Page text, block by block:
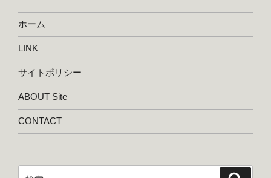
ホーム
LINK
サイトポリシー
ABOUT Site
CONTACT